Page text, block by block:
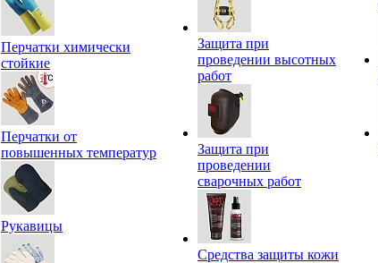
Перчатки химически
стойкие
Перчатки от
повышенных температур
Рукавицы
Защита при
проведении высотных
работ
Защита при
проведении
сварочных работ
Средства защиты кожи